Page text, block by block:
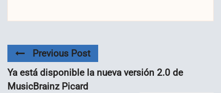
Previous Post
Ya está disponible la nueva versión 2.0 de
MusicBrainz Picard